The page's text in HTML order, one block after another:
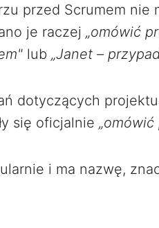
przed Scrumem nie
je raczej „omówić
lub „Janet –
dotyczących
się oficjalnie
i ma nazwę,